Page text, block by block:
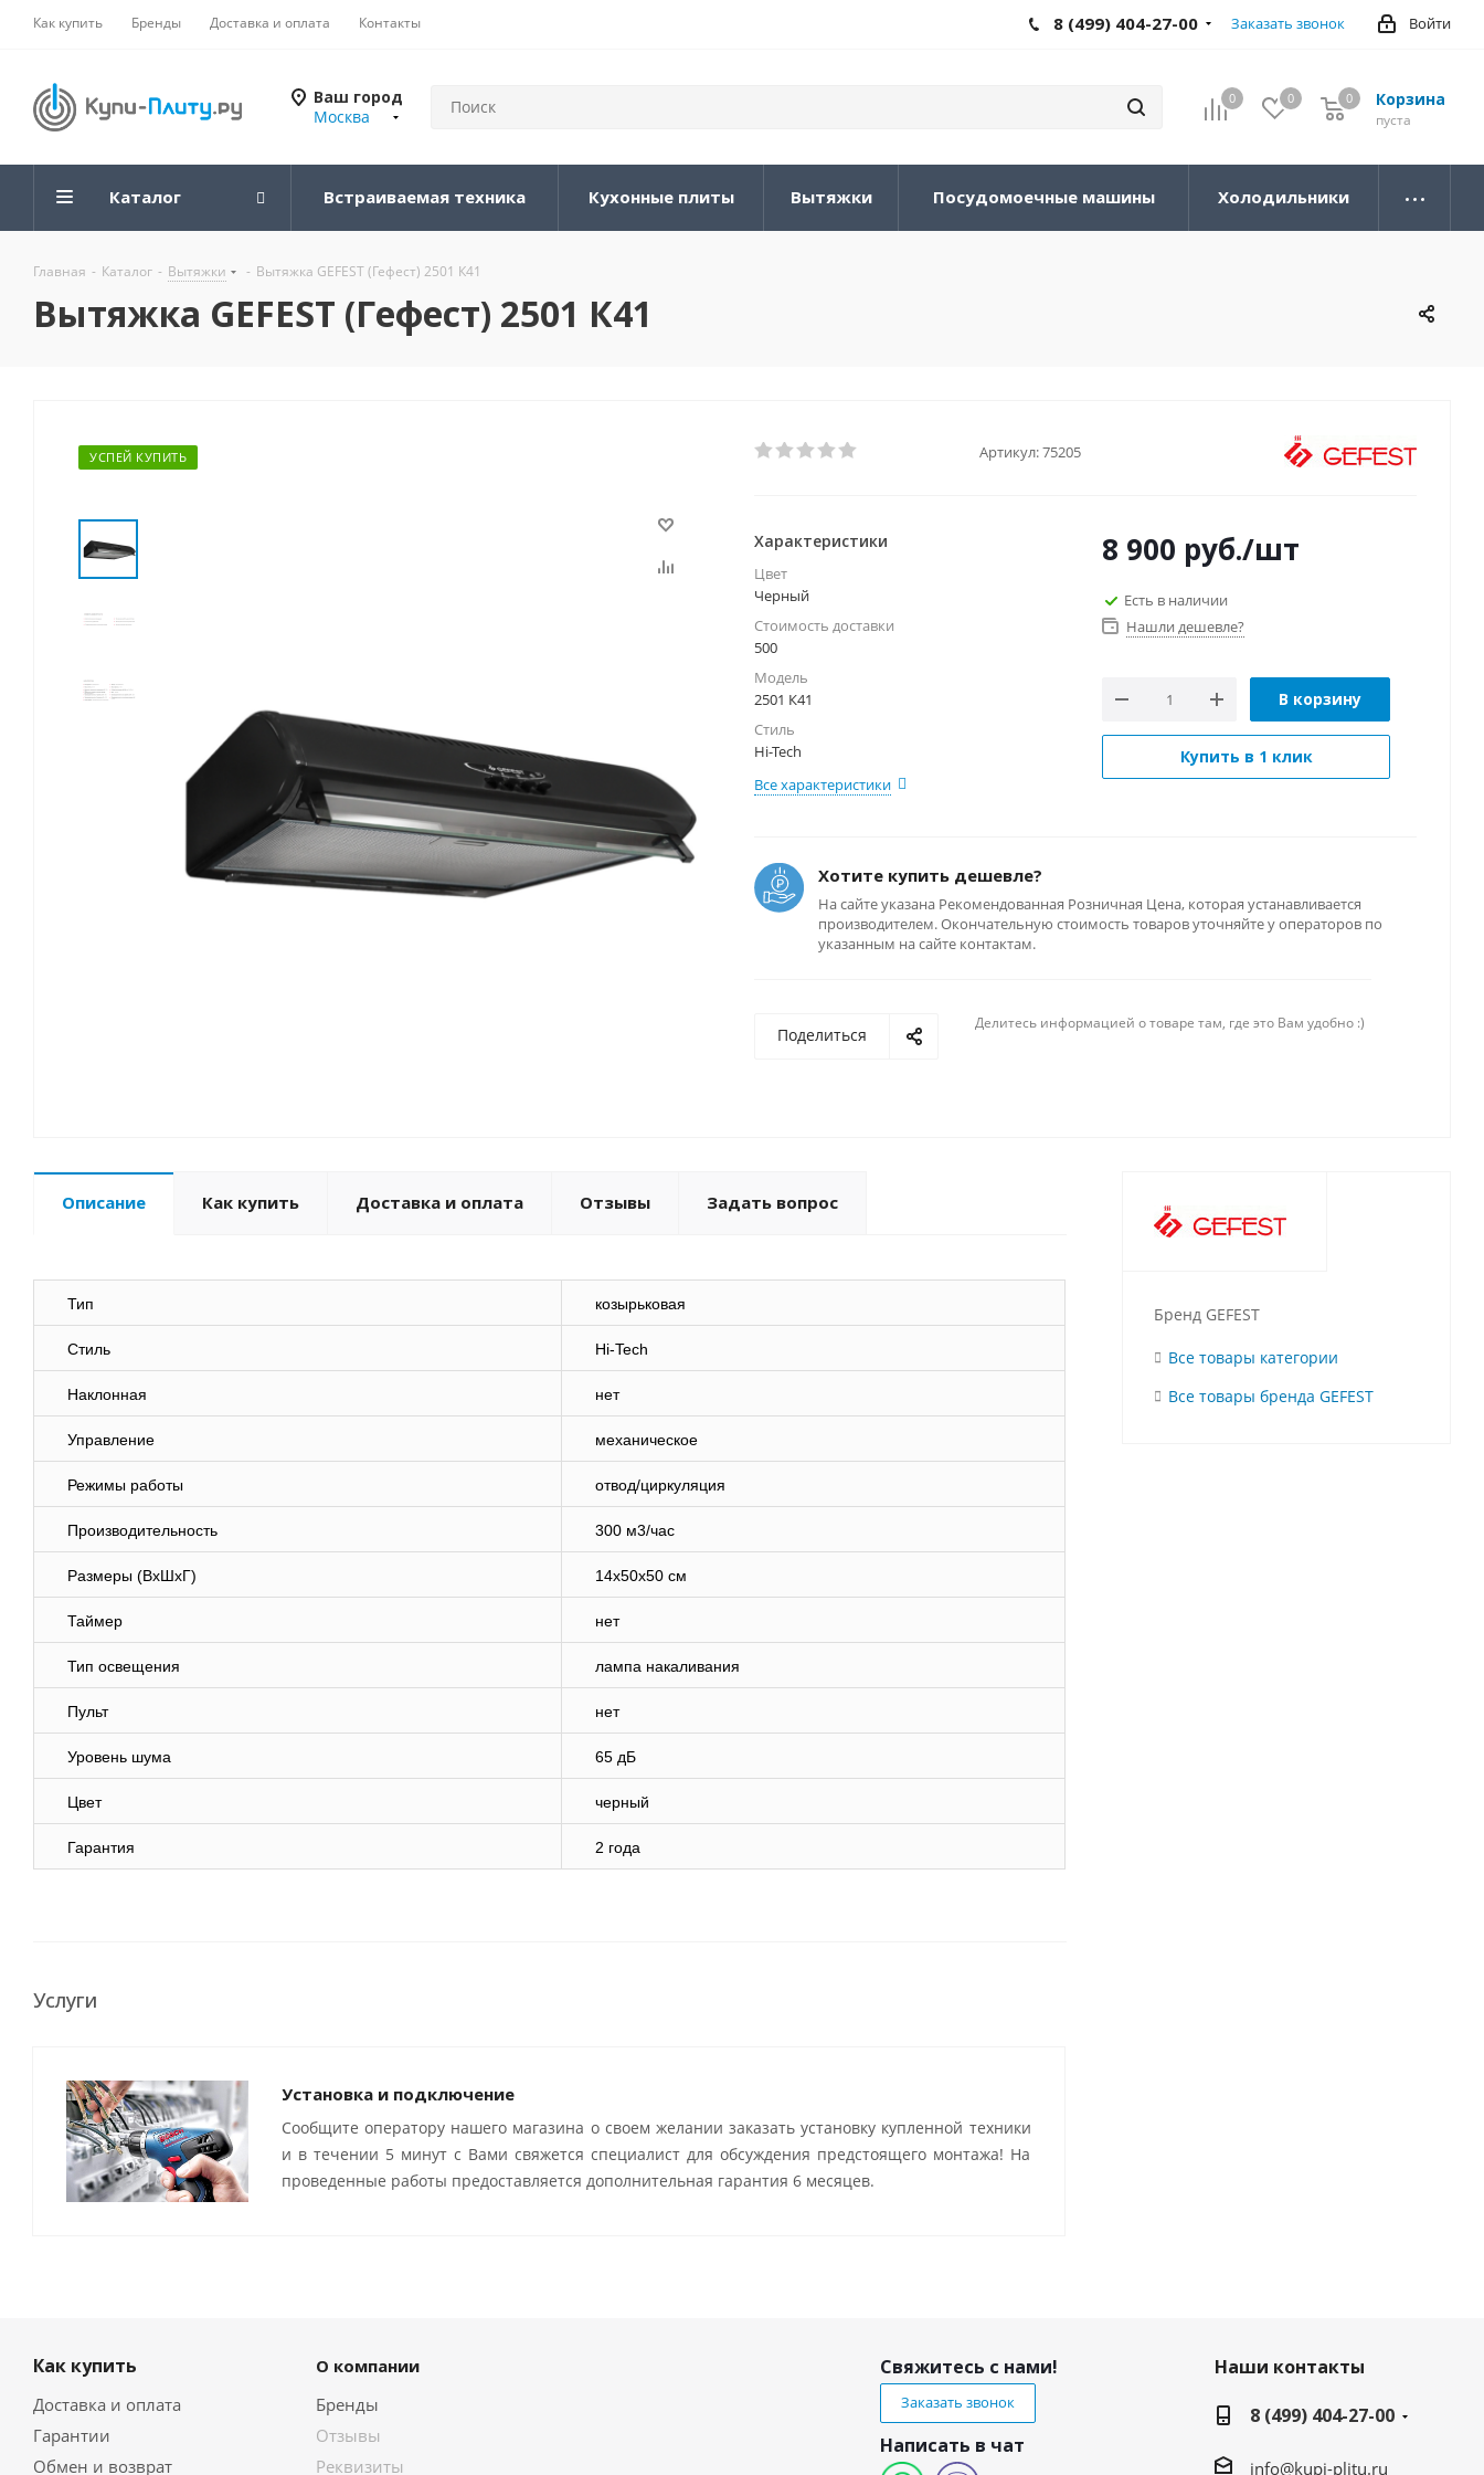
Как купить Бренды Доставка и оплата Контакты Войти
8 (499) 404-27-00 Заказать звонок
Ваш город
Москва
0 0 Корзина
0
пуста
0
Каталог Встраиваемая техника Кухонные плиты Вытяжки Посудомоечные машины Холодильники
Главная - Каталог - Вытяжки - Вытяжка GEFEST (Гефест) 2501 К41
Вытяжка GEFEST (Гефест) 2501 К41
УСПЕЙ КУПИТЬ Артикул:75205
Характеристики
Цвет
Черный
Стоимость доставки
500
Модель
2501 К41
Стиль
Hi-Tech
Все характеристики
8 900 руб./шт
Есть в наличии
Нашли дешевле?
В корзину
Купить в 1 клик
Хотите купить дешевле?
На сайте указана Рекомендованная Розничная Цена, которая устанавливается
производителем. Окончательную стоимость товаров уточняйте у операторов по
указанным на сайте контактам.
Поделиться
Делитесь информацией о товаре там, где это Вам удобно :)
Описание Как купить Доставка и оплата Отзывы Задать вопрос
Тип козырьковая
Стиль Hi-Tech
Наклонная нет
Управление механическое
Режимы работы отвод/циркуляция
Производительность 300 м3/час
Размеры (ВхШхГ) 14x50x50 см
Таймер нет
Тип освещения лампа накаливания
Пульт нет
Уровень шума 65 дБ
Цвет черный
Гарантия 2 года
Услуги
Установка и подключение
Сообщите оператору нашего магазина о своем желании заказать установку купленной техники
и в течении 5 минут с Вами свяжется специалист для обсуждения предстоящего монтажа! На
проведенные работы предоставляется дополнительная гарантия 6 месяцев.
Бренд GEFEST
Все товары категории
Все товары бренда GEFEST
Как купить
Доставка и оплата
Гарантии
Обмен и возврат
О компании
Бренды
Отзывы
Реквизиты
Свяжитесь с нами!
Заказать звонок
Написать в чат
Наши контакты
8 (499) 404-27-00
info@kupi-plitu.ru